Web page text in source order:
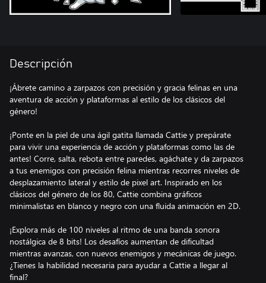
Descripción
¡Ábrete camino a zarpazos con precisión y gracia felinas en una
aventura de acción y plataformas al estilo de los clásicos del
género!
¡Ponte en la piel de una ágil gatita llamada Cattie y prepárate
para vivir una experiencia de acción y plataformas como las de
antes! Corre, salta, rebota entre paredes, agáchate y da zarpazos
a tus enemigos con precisión felina mientras recorres niveles de
desplazamiento lateral y estilo de pixel art. Inspirado en los
clásicos del género de los 80, Cattie combina gráficos
minimalistas en blanco y negro con una fluida animación en 2D.
¡Explora más de 100 niveles al ritmo de una banda sonora
nostálgica de 8 bits! Los desafíos aumentan de dificultad
mientras avanzas, con nuevos enemigos y mecánicas de juego.
¿Tienes la habilidad necesaria para ayudar a Cattie a llegar al
final?